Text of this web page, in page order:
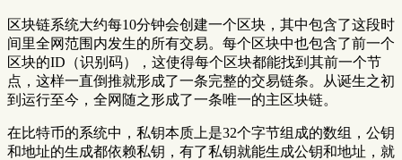
区块链系统大约每10分钟会创建一个区块，其中包含了这段时
间里全网范围内发生的所有交易。每个区块中也包含了前一个
区块的ID（识别码），这使得每个区块都能找到其前一个节
点，这样一直倒推就形成了一条完整的交易链条。从诞生之初
到运行至今，全网随之形成了一条唯一的主区块链。
在比特币的系统中，私钥本质上是32个字节组成的数组，公钥
和地址的生成都依赖私钥，有了私钥就能生成公钥和地址，就